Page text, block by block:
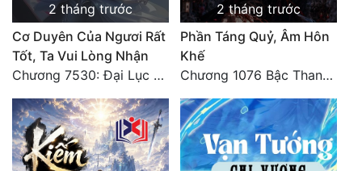
Tính Cách Nhân Vật :
Cơ Trí
Sát Phạt Quyết Đoán
Vô Sỉ
Điềm Đạm
2 tháng trước
Cơ Duyên Của Ngươi Rất
Tốt, Ta Vui Lòng Nhận
Chương 7530: Đại Lục Khởi Nguyên – Kiến Thành 71
2 tháng trước
Phần Táng Quỷ, Âm Hôn
Khế
Chương 1076 Bậc Thang Lên Ngôi Vua (Kết Thúc)